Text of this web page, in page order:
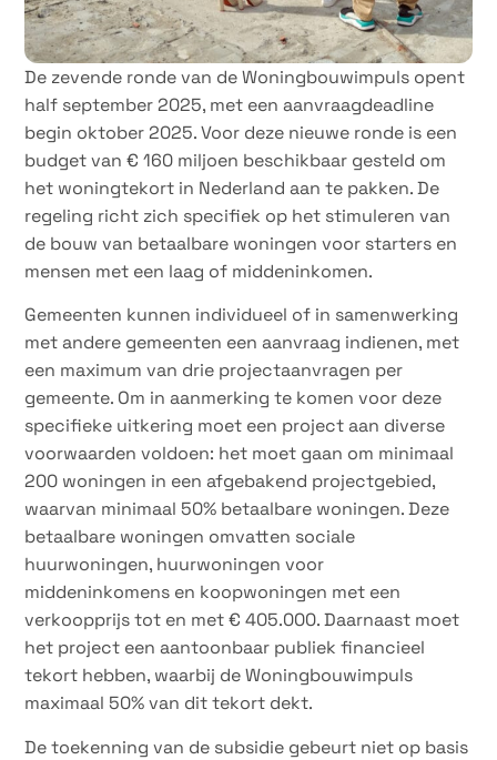
De zevende ronde van de Woningbouwimpuls opent
half september 2025, met een aanvraagdeadline
begin oktober 2025. Voor deze nieuwe ronde is een
budget van € 160 miljoen beschikbaar gesteld om
het woningtekort in Nederland aan te pakken. De
regeling richt zich specifiek op het stimuleren van
de bouw van betaalbare woningen voor starters en
mensen met een laag of middeninkomen.
Gemeenten kunnen individueel of in samenwerking
met andere gemeenten een aanvraag indienen, met
een maximum van drie projectaanvragen per
gemeente. Om in aanmerking te komen voor deze
specifieke uitkering moet een project aan diverse
voorwaarden voldoen: het moet gaan om minimaal
200 woningen in een afgebakend projectgebied,
waarvan minimaal 50% betaalbare woningen. Deze
betaalbare woningen omvatten sociale
huurwoningen, huurwoningen voor
middeninkomens en koopwoningen met een
verkoopprijs tot en met € 405.000. Daarnaast moet
het project een aantoonbaar publiek financieel
tekort hebben, waarbij de Woningbouwimpuls
maximaal 50% van dit tekort dekt.
De toekenning van de subsidie gebeurt niet op basis